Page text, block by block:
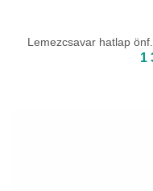
Lemezcsavar hatlap
1